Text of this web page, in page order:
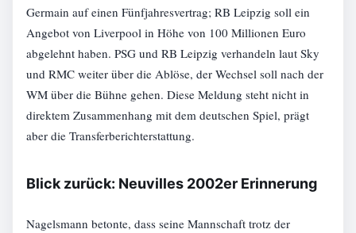
Germain auf einen Fünfjahresvertrag; RB Leipzig soll ein
Angebot von Liverpool in Höhe von 100 Millionen Euro
abgelehnt haben. PSG und RB Leipzig verhandeln laut Sky
und RMC weiter über die Ablöse, der Wechsel soll nach der
WM über die Bühne gehen. Diese Meldung steht nicht in
direktem Zusammenhang mit dem deutschen Spiel, prägt
aber die Transferberichterstattung.
Blick zurück: Neuvilles 2002er Erinnerung
Nagelsmann betonte, dass seine Mannschaft trotz der